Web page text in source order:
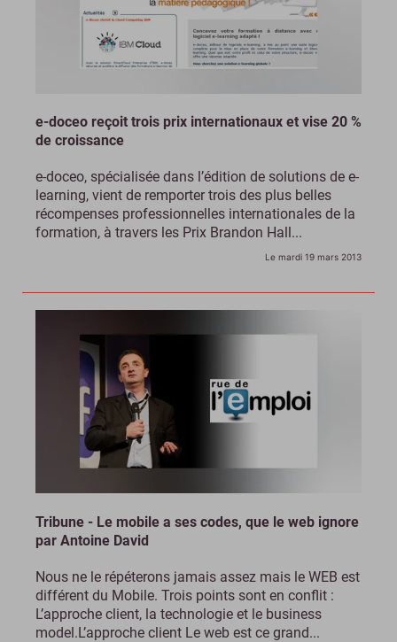
e-doceo reçoit trois prix internationaux et vise 20 %
de croissance
e-doceo, spécialisée dans l’édition de solutions de e-
learning, vient de remporter trois des plus belles
récompenses professionnelles internationales de la
formation, à travers les Prix Brandon Hall...
Le mardi 19 mars 2013
Tribune - Le mobile a ses codes, que le web ignore
par Antoine David
Nous ne le répéterons jamais assez mais le WEB est
différent du Mobile. Trois points sont en conflit :
L’approche client, la technologie et le business
model.L’approche client Le web est ce grand...